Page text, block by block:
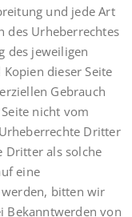
und jede Art
des Urheberrechtes
des jeweiligen
dieser Seite
Gebrauch
nicht vom
Dritter
Dritter als solche
eine
bitten wir
Bekanntwerden von